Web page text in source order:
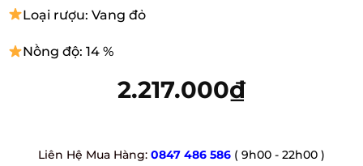
Loại rượu: Vang đỏ
Nồng độ: 14 %
2.217.000₫
Liên Hệ Mua Hàng:0847 486 586 ( 9h00 - 22h00 )